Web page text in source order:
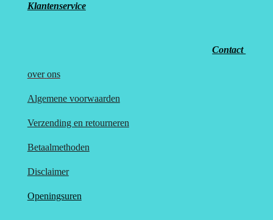
Klantenservice
Contact
over ons
Algemene voorwaarden
Verzending en retourneren
Betaalmethoden
Disclaimer
Openingsuren